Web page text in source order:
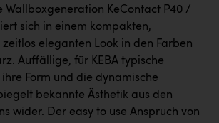
Nettingsdorf
Austria
Wallboxgeneration KeContact P40 /
sich in einem kompakten,
eleganten Look in den Farben
Auffällige, für KEBA typische
Form und die dynamische
bekannte Ästhetik aus den
wider. Der easy to use Anspruch von